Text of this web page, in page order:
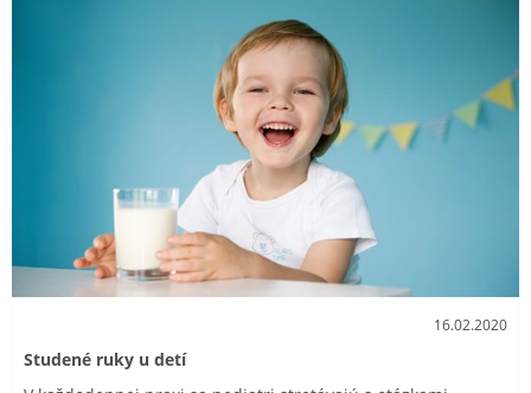
16.02.2020
Studené ruky u detí